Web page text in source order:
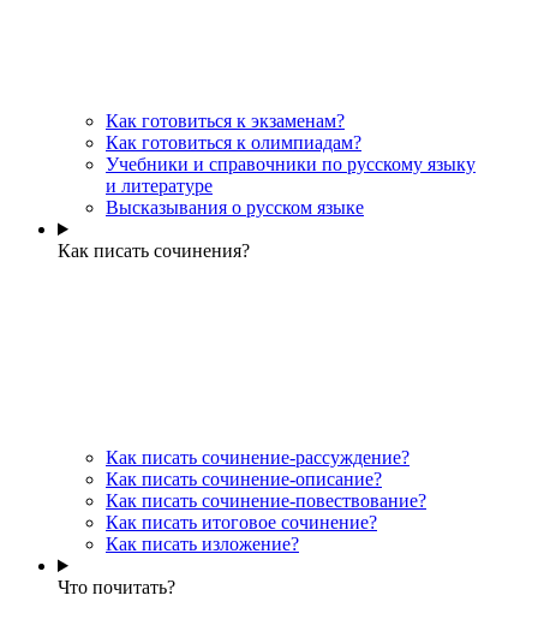
Как готовиться к экзаменам?
Как готовиться к олимпиадам?
Учебники и справочники по русскому языку
и литературе
Высказывания о русском языке
Как писать сочинения?
Как писать сочинение-рассуждение?
Как писать сочинение-описание?
Как писать сочинение-повествование?
Как писать итоговое сочинение?
Как писать изложение?
Что почитать?